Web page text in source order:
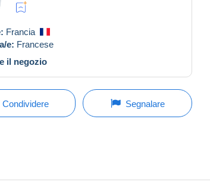
Francia
e: Francese
il negozio
Condividere Segnalare